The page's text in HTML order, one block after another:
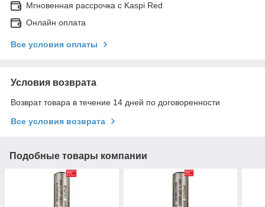
Мгновенная рассрочка с Kaspi Red
Онлайн оплата
Все условия оплаты
Условия возврата
Возврат товара в течение 14 дней по договоренности
Все условия возврата
Подобные товары компании